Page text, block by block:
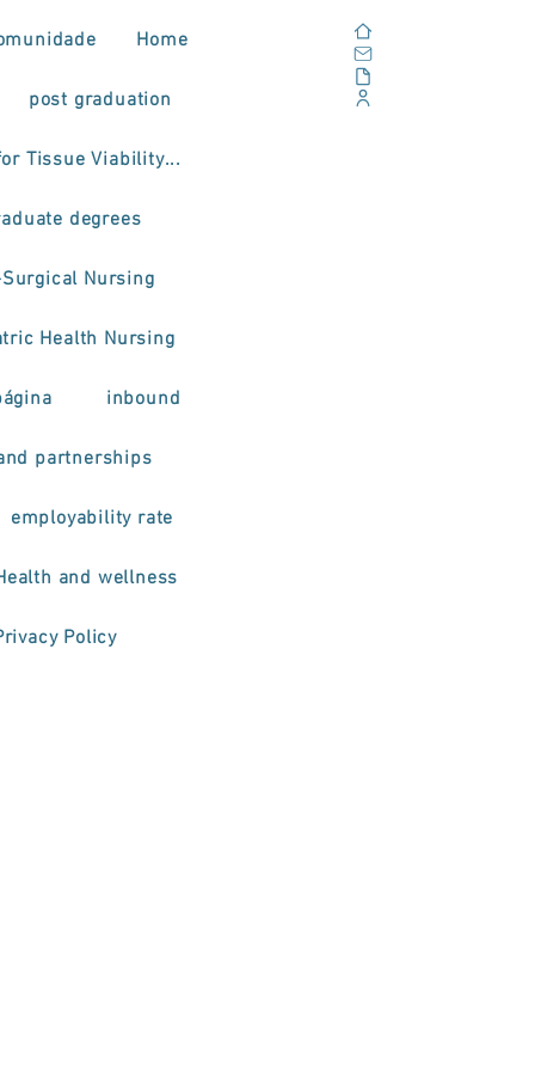
Home
post graduation
Tissue Viability...
degrees
Nursing
Health Nursing
inbound
partnerships
employability rate
and wellness
Policy